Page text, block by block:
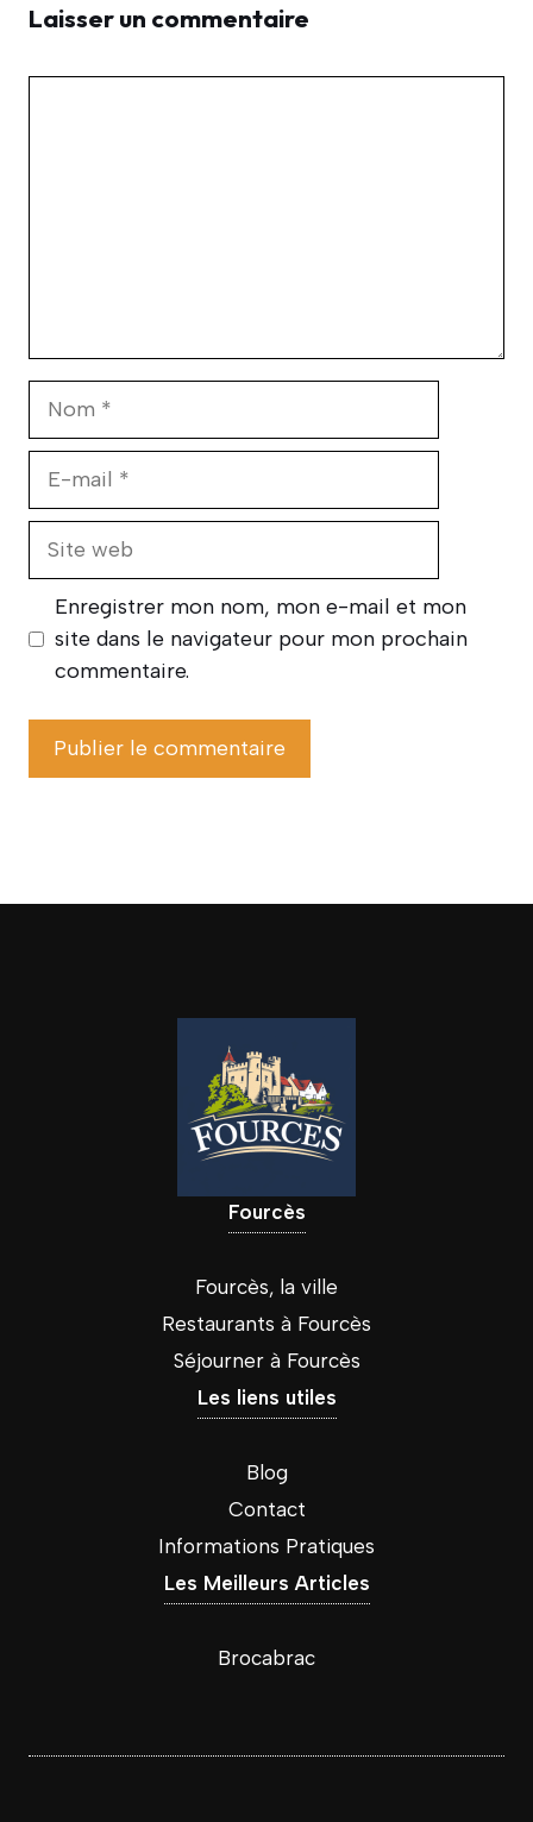
Laisser un commentaire
Enregistrer mon nom, mon e-mail et mon
site dans le navigateur pour mon prochain
commentaire.
Fourcès
Fourcès, la ville
Restaurants à Fourcès
Séjourner à Fourcès
Les liens utiles
Blog
Contact
Informations Pratiques
Les Meilleurs Articles
Brocabrac